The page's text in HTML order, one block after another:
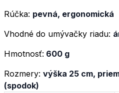
Rúčka: pevná, ergonomická
Vhodné do umývačky riadu:
Hmotnosť: 600 g
Rozmery: výška 25 cm,
(spodok)